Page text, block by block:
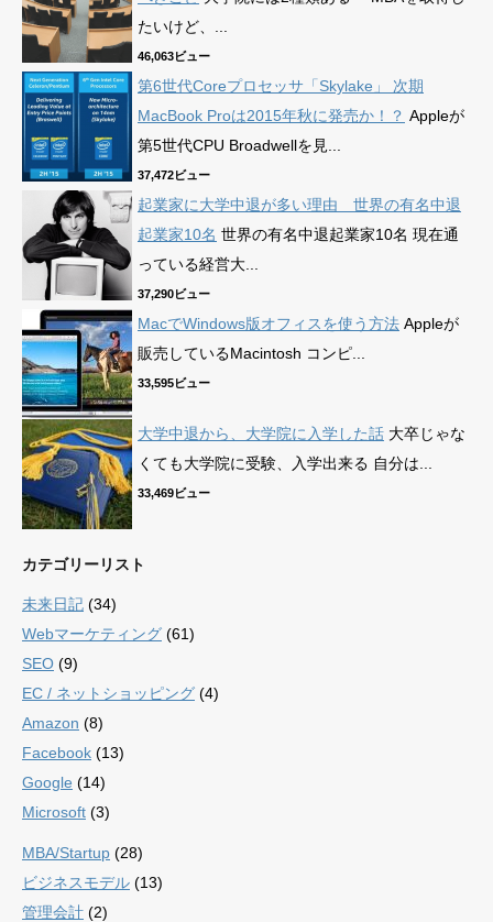
たいけど、...
46,063ビュー
第6世代Coreプロセッサ「Skylake」 次期
MacBook Proは2015年秋に発売か！？ Appleが
第5世代CPU Broadwellを見...
37,472ビュー
起業家に大学中退が多い理由 世界の有名中退
起業家10名 世界の有名中退起業家10名 現在通
っている経営大...
37,290ビュー
MacでWindows版オフィスを使う方法 Appleが
販売しているMacintosh コンピ...
33,595ビュー
大学中退から、大学院に入学した話 大卒じゃな
くても大学院に受験、入学出来る 自分は...
33,469ビュー
カテゴリーリスト
未来日記 (34)
Webマーケティング (61)
SEO (9)
EC / ネットショッピング (4)
Amazon (8)
Facebook (13)
Google (14)
Microsoft (3)
MBA/Startup (28)
ビジネスモデル (13)
管理会計 (2)